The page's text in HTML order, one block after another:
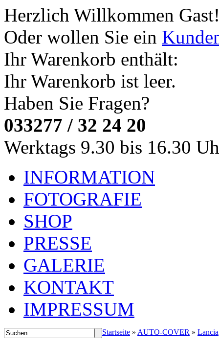
Herzlich Willkommen
Oder wollen Sie ein
Ihr Warenkorb enthält:
Ihr Warenkorb ist leer.
Haben Sie Fragen?
033277 / 32 24 20
Werktags 9.30 bis 16.30
INFORMATION
FOTOGRAFIE
SHOP
PRESSE
GALERIE
KONTAKT
IMPRESSUM
Startseite » AUTO-COVER » Lancia